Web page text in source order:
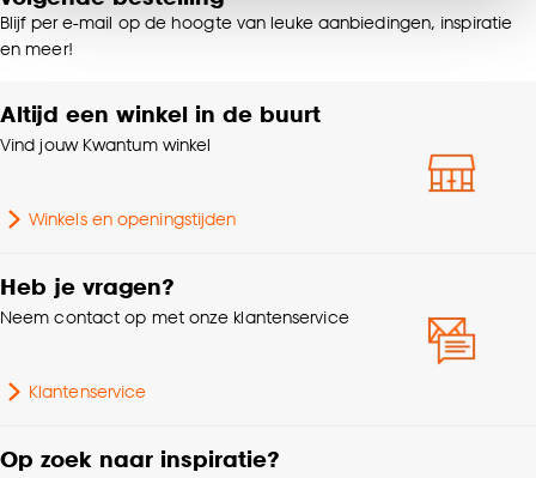
noodzakelijke cookies te accepteren. Je kunt er ook
voor kiezen om bepaalde cookies wel of niet te
klikken.
Goed om te weten is dat je deze keuze altijd nog
cookieverklaring
.
Samenstelling
Breedte
Garantietermijn
Breedte Vloerkleed
Lengte Vloerkleed
Blijf per e-mail op de hoogte van leuke aanbiedingen, inspiratie
en meer!
Altijd een winkel in de buurt
Vind jouw Kwantum winkel
Winkels en openingstijden
Heb je vragen?
Neem contact op met onze klantenservice
Klantenservice
Op zoek naar inspiratie?